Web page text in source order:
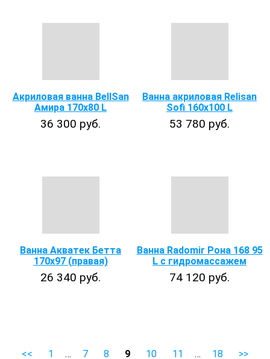
Акриловая ванна BellSan
Амира 170х80 L
36 300 руб.
Ванна акриловая Relisan
Sofi 160x100 L
53 780 руб.
Ванна Акватек Бетта
170х97 (правая)
26 340 руб.
Ванна Radomir Рона 168 95
L с гидромассажем
74 120 руб.
<< 1 … 7 8 9 10 11 … 18 >>